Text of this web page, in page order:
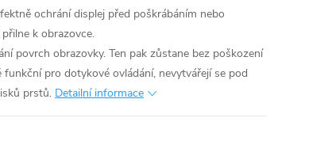
ochrání displej před poškrábáním nebo
k obrazovce.
povrch obrazovky. Ten pak zůstane bez poškození
funkční pro dotykové ovládání, nevytvářejí se pod
prstů. Detailní informace